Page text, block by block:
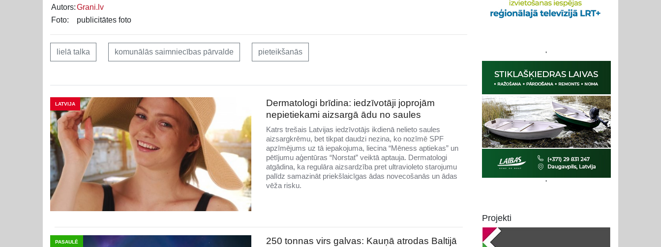
Autors:Grani.lv
Foto:
publicitātes foto
lielā talka komunālās saimniecības pārvalde pieteikšanās
LATVIJA
Dermatologi brīdina: iedzīvotāji joprojām
nepietiekami aizsargā ādu no saules
Katrs trešais Latvijas iedzīvotājs ikdienā nelieto saules
aizsargkrēmu, bet tikpat daudzi nezina, ko nozīmē SPF
apzīmējums uz tā iepakojuma, liecina “Mēness aptiekas” un
pētījumu aģentūras “Norstat” veiktā aptauja. Dermatologi
atgādina, ka regulāra aizsardzība pret ultravioleto starojumu
palīdz samazināt priekšlaicīgas ādas novecošanās un ādas
vēža risku.
PASAULĒ
250 tonnas virs galvas: Kauņā atrodas Baltijā
'
'
Projekti